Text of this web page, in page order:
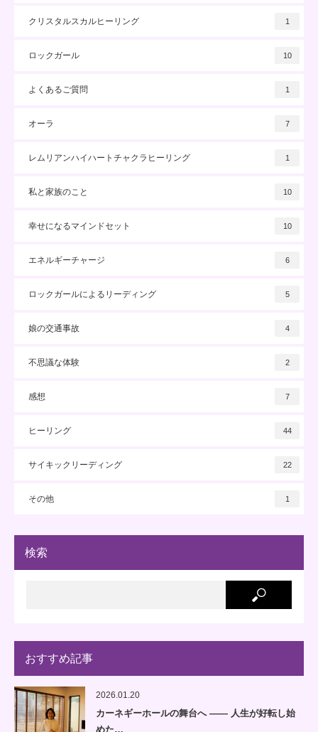
クリスタルスカルヒーリング 1
ロックガール 10
よくあるご質問 1
オーラ 7
レムリアンハイハートチャクラヒーリング 1
私と家族のこと 10
幸せになるマインドセット 10
エネルギーチャージ 6
ロックガールによるリーディング 5
娘の交通事故 4
不思議な体験 2
感想 7
ヒーリング 44
サイキックリーディング 22
その他 1
検索
おすすめ記事
2026.01.20
カーネギーホールの舞台へ —— 人生が好転し始
めた…